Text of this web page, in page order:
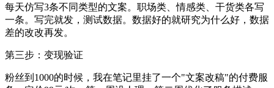
每天仿写3条不同类型的文案。职场类、情感类、干货类各写
一条。写完就发，测试数据。数据好的就研究为什么好，数据
差的改改再发。
第三步：变现验证
粉丝到1000的时候，我在笔记里挂了一个"文案改稿"的付费服